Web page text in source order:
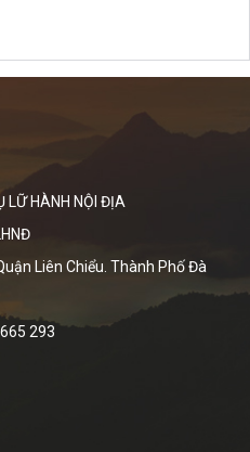
LỮ HÀNH NỘI ĐỊA
Liên Chiểu. Thành Phố Đà
293